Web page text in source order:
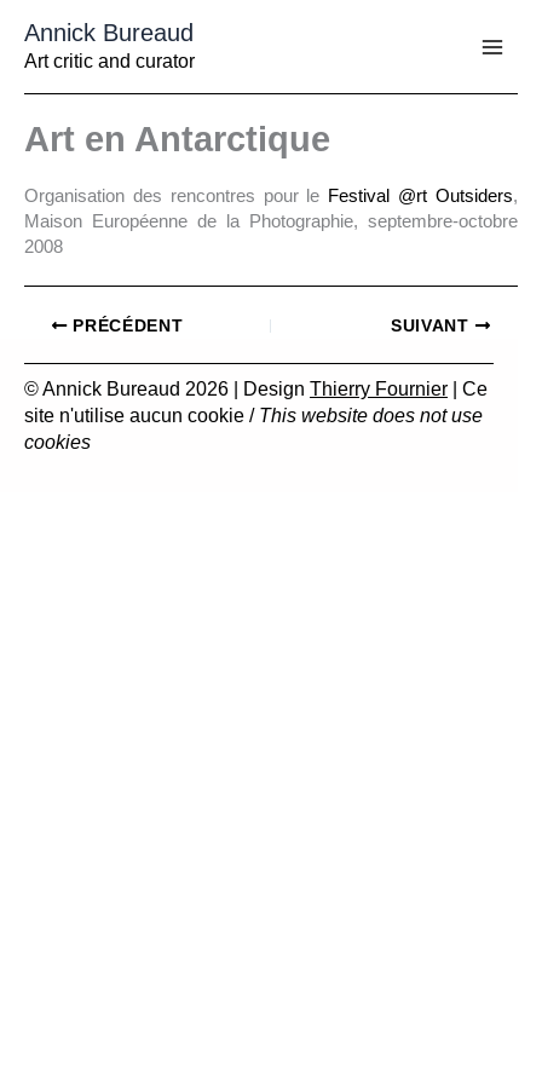
contenu
Annick Bureaud
Art critic and curator
Art en Antarctique
Organisation des rencontres pour le Festival @rt Outsiders,
Maison Européenne de la Photographie, septembre-octobre
2008
PRÉCÉDENT SUIVANT
© Annick Bureaud 2026 | Design Thierry Fournier | Ce
site n'utilise aucun cookie / This website does not use
cookies